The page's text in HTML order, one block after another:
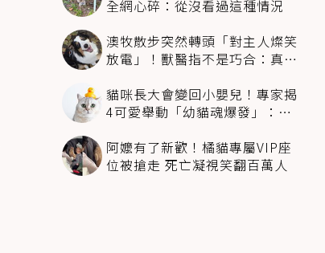
全網心碎：從沒看過這種情況
澳牧散步突然轉頭「對主人燦笑
放電」！獸醫指不是巧合：真相
貓咪長大會變回小嬰兒！專家揭
4可愛舉動「幼貓魂爆發」：本
阿嬤有了新歡！橘貓專屬VIP座
位被搶走 死亡凝視笑翻百萬人